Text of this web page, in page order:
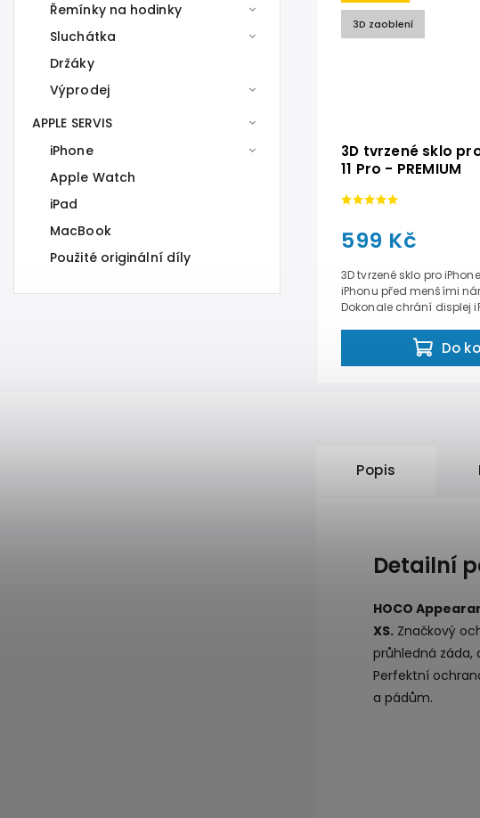
Řemínky na hodinky
Sluchátka
Držáky
Výprodej
APPLE SERVIS
iPhone
Apple Watch
iPad
MacBook
Použité originální díly
3D zaoblení
3D tvrzené sklo
11 Pro - PREMIUM
599 Kč
Do
3D tvrzené sklo pro
iPhonu před menšími
Dokonale chrání displej
Popis
Detailní
HOCO
XS. Značkový
průhledná záda,
Perfektní
a pádům.